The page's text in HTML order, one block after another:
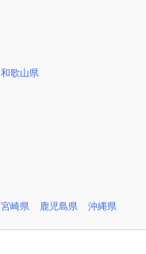
和歌山県
宮崎県 鹿児島県 沖縄県